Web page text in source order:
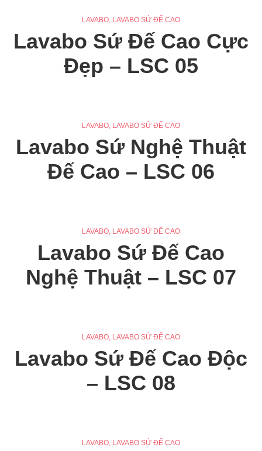
LAVABO LAVABO SỨ ĐẾ CAO
Lavabo Sứ Đế Cao Cực
Đẹp – LSC 05
LAVABO LAVABO SỨ ĐẾ CAO
Lavabo Sứ Nghệ Thuật
Đế Cao – LSC 06
LAVABO LAVABO SỨ ĐẾ CAO
Lavabo Sứ Đế Cao
Nghệ Thuật – LSC 07
LAVABO LAVABO SỨ ĐẾ CAO
Lavabo Sứ Đế Cao Độc
– LSC 08
LAVABO LAVABO SỨ ĐẾ CAO